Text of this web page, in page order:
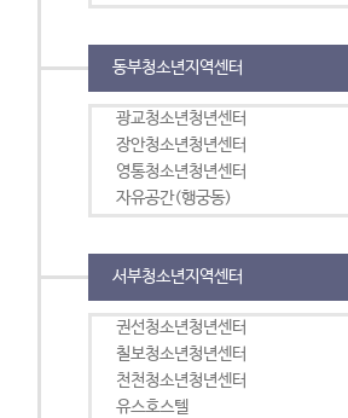
동부청소년지역센터
광교청소년청년센터
장안청소년청년센터
영통청소년청년센터
자유공간(행궁동)
서부청소년지역센터
권선청소년청년센터
칠보청소년청년센터
천천청소년청년센터
유스호스텔